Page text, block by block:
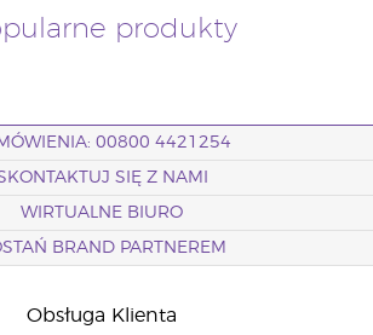
produkty
00800 4421254
SIĘ Z NAMI
WIRTUALNE BIURO
BRAND PARTNEREM
Obsługa Klienta